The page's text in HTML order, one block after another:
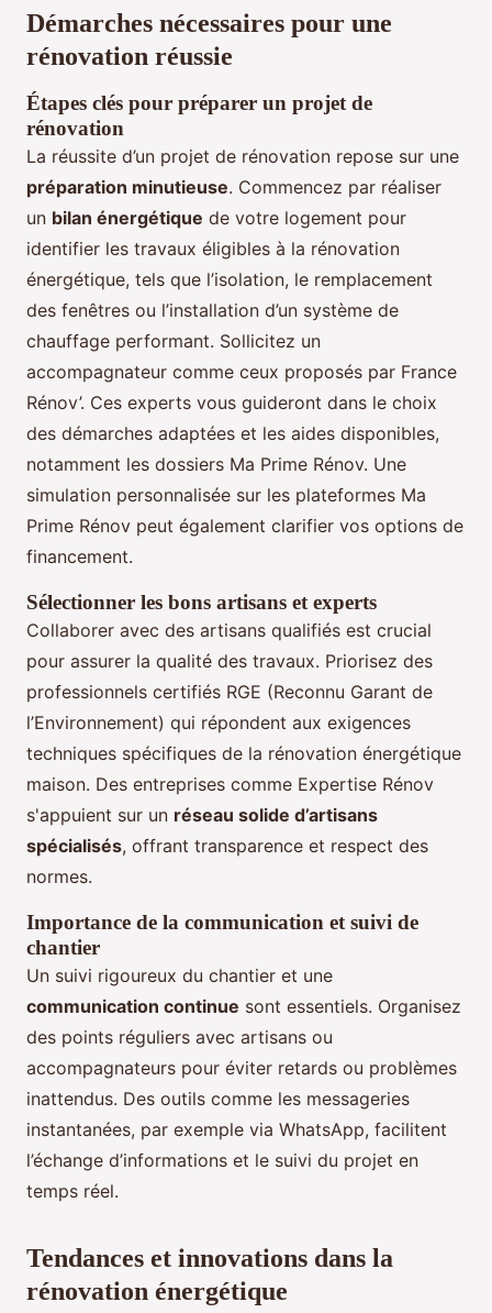
Démarches nécessaires pour une
rénovation réussie
Étapes clés pour préparer un projet de
rénovation
La réussite d’un projet de rénovation repose sur une
préparation minutieuse. Commencez par réaliser
un bilan énergétique de votre logement pour
identifier les travaux éligibles à la rénovation
énergétique, tels que l’isolation, le remplacement
des fenêtres ou l’installation d’un système de
chauffage performant. Sollicitez un
accompagnateur comme ceux proposés par France
Rénov’. Ces experts vous guideront dans le choix
des démarches adaptées et les aides disponibles,
notamment les dossiers Ma Prime Rénov. Une
simulation personnalisée sur les plateformes Ma
Prime Rénov peut également clarifier vos options de
financement.
Sélectionner les bons artisans et experts
Collaborer avec des artisans qualifiés est crucial
pour assurer la qualité des travaux. Priorisez des
professionnels certifiés RGE (Reconnu Garant de
l’Environnement) qui répondent aux exigences
techniques spécifiques de la rénovation énergétique
maison. Des entreprises comme Expertise Rénov
s'appuient sur un réseau solide d’artisans
spécialisés, offrant transparence et respect des
normes.
Importance de la communication et suivi de
chantier
Un suivi rigoureux du chantier et une
communication continue sont essentiels. Organisez
des points réguliers avec artisans ou
accompagnateurs pour éviter retards ou problèmes
inattendus. Des outils comme les messageries
instantanées, par exemple via WhatsApp, facilitent
l’échange d’informations et le suivi du projet en
temps réel.
Tendances et innovations dans la
rénovation énergétique